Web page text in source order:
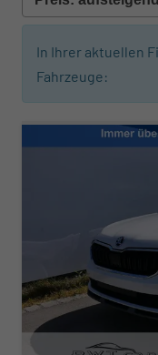
In Ihrer aktuellen
Fahrzeuge: